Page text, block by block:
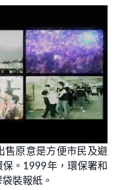
售原意是方便市民及避
。1999年，環保署和
裝報紙。